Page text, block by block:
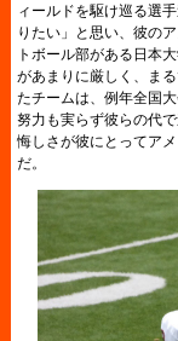
ィールドを駆け巡る選
りたい」と思い、彼の
トボール部がある日本
があまりに厳しく、ま
たチームは、例年全国
努力も実らず彼らの代
悔しさが彼にとってア
だ。